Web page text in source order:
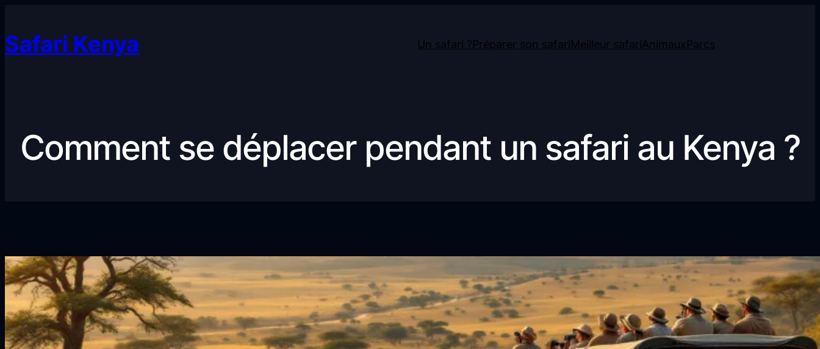
Safari Kenya Un safari ?Préparer son safariMeilleur safariAnimauxParcs
Comment se déplacer pendant un safari au Kenya ?